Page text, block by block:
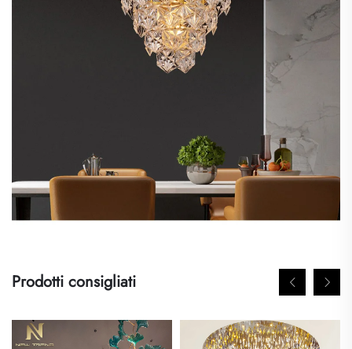
Prodotti consigliati